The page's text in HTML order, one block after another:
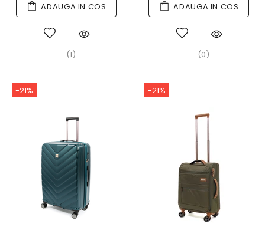
ADAUGA IN COS
(1)
ADAUGA IN COS
(0)
-21% -21%